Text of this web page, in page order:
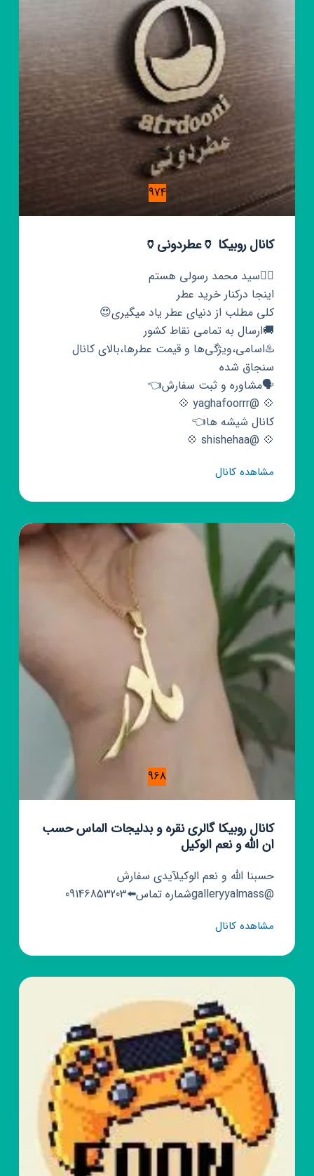
974
کانال روبیکا 🏺عطردونی🏺
🤵‍♂️سید محمد رسولی هستم
اینجا درکنار خرید عطر
کلی مطلب از دنیای عطر یاد میگیری😍
🚚ارسال به تمامی نقاط کشور
♨️اسامی،ویژگی‌ها و قیمت عطرها،بالای کانال
سنجاق شده
🗣مشاوره و ثبت سفارش👈
💠 @yaghafoorrr 💠
کانال شیشه ها👈
💠 @shishehaa 💠
مشاهده کانالکانال
🏺
عطردونی
968
کانال روبیکا گالری نقره و بدلیجات الماس حسب
ان الله و نعم الوکیل
حسبنا الله و نعم الوکیلآیدی سفارش
@galleryyalmassشماره تماس⬅️09146853203
مشاهده کانالکانال
گالری
نقره
بدلیجات
الماس
حسب
ان
الله
و
نعم